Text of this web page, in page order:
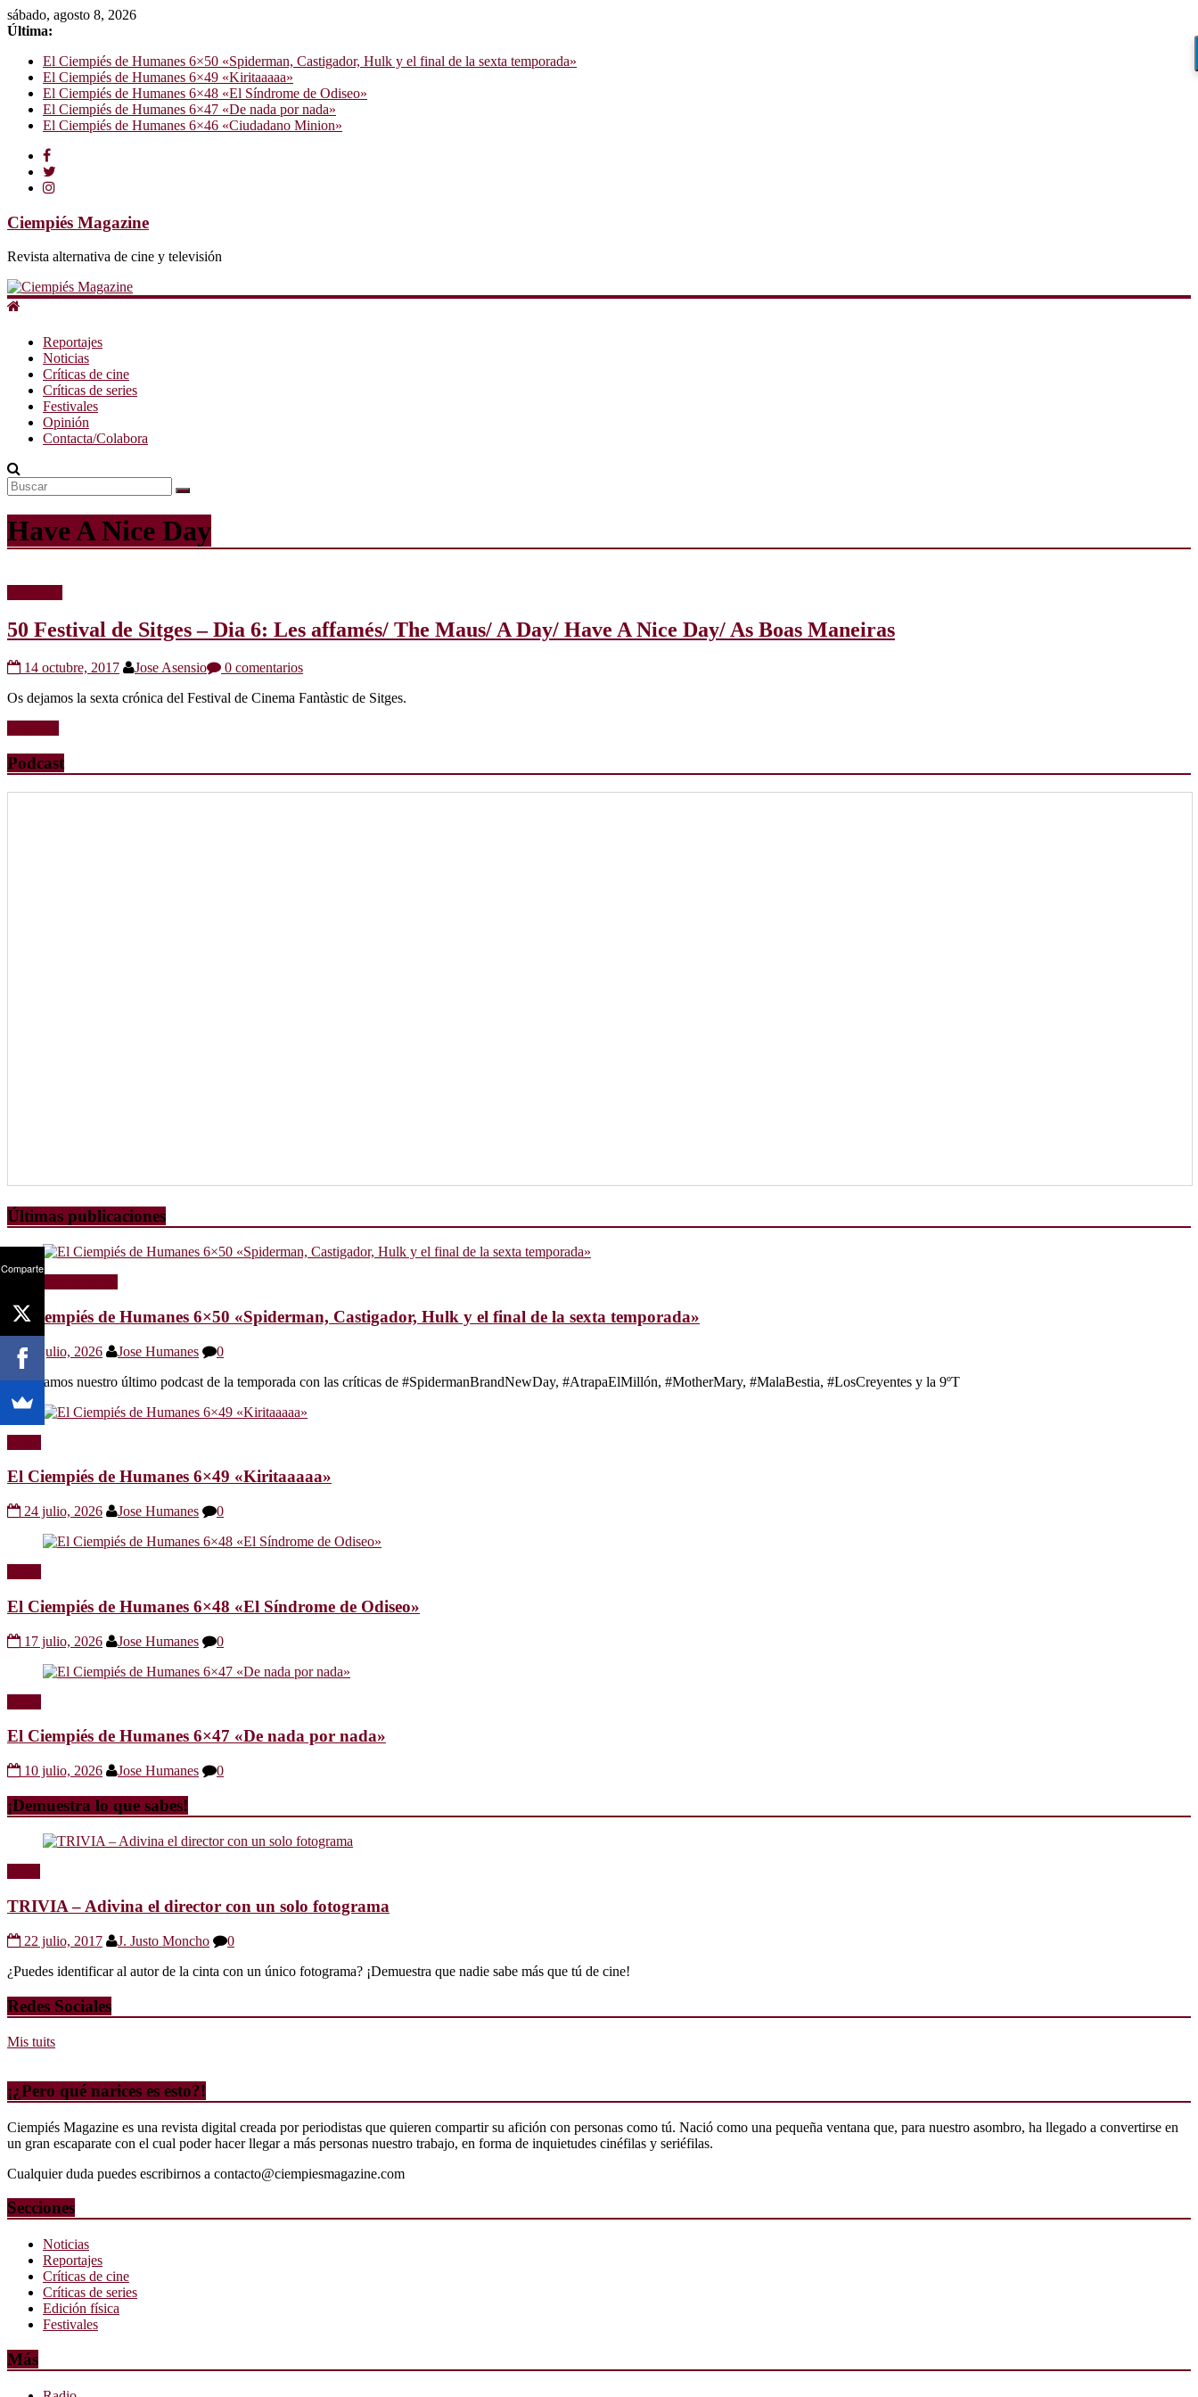
sábado, agosto 8, 2026
Última:
El Ciempiés de Humanes 6×50 «Spiderman, Castigador, Hulk y el final de la sexta temporada»
El Ciempiés de Humanes 6×49 «Kiritaaaaa»
El Ciempiés de Humanes 6×48 «El Síndrome de Odiseo»
El Ciempiés de Humanes 6×47 «De nada por nada»
El Ciempiés de Humanes 6×46 «Ciudadano Minion»
Ciempiés Magazine
Revista alternativa de cine y televisión
Reportajes
Noticias
Críticas de cine
Críticas de series
Festivales
Opinión
Contacta/Colabora
Have A Nice Day
50 Festival de Sitges – Dia 6: Les affamés/ The Maus/ A Day/ Have A Nice Day/ As Boas Maneiras
14 octubre, 2017 Jose Asensio
0 comentarios
Os dejamos la sexta crónica del Festival de Cinema Fantàstic de Sitges.
Podcast
Últimas publicaciones
El Ciempiés de Humanes 6×50 «Spiderman, Castigador, Hulk y el final de la sexta temporada»
30 julio, 2026 Jose Humanes
0
Os dejamos nuestro último podcast de la temporada con las críticas de #SpidermanBrandNewDay, #AtrapaElMillón, #MotherMary, #MalaBestia, #LosCreyentes y la 9ºT
El Ciempiés de Humanes 6×49 «Kiritaaaaa»
24 julio, 2026 Jose Humanes 0
El Ciempiés de Humanes 6×48 «El Síndrome de Odiseo»
17 julio, 2026 Jose Humanes 0
El Ciempiés de Humanes 6×47 «De nada por nada»
10 julio, 2026 Jose Humanes 0
¡Demuestra lo que sabes!
TRIVIA – Adivina el director con un solo fotograma
22 julio, 2017 J. Justo Moncho
0
¿Puedes identificar al autor de la cinta con un único fotograma? ¡Demuestra que nadie sabe más que tú de cine!
Redes Sociales
Mis tuits
¡¿Pero qué narices es esto?!
Ciempiés Magazine es una revista digital creada por periodistas que quieren compartir su afición con personas como tú. Nació como una pequeña ventana que, para nuestro asombro, ha llegado a convertirse en
un gran escaparate con el cual poder hacer llegar a más personas nuestro trabajo, en forma de inquietudes cinéfilas y seriéfilas.
Cualquier duda puedes escribirnos a contacto@ciempiesmagazine.com
Secciones
Noticias
Reportajes
Críticas de cine
Críticas de series
Edición física
Festivales
Más
Comparte